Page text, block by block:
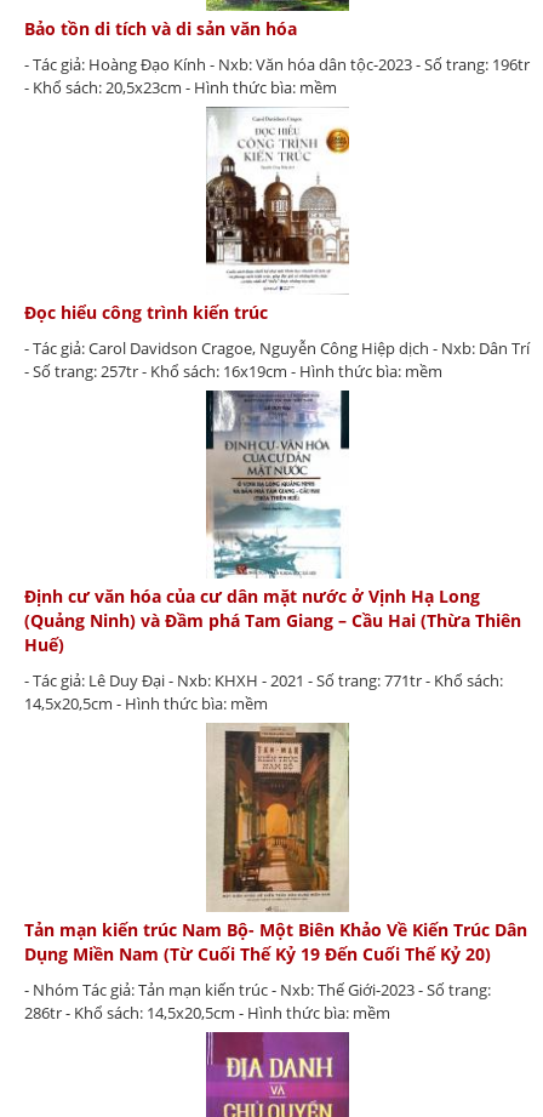
Bảo tồn di tích và di sản văn hóa
- Tác giả: Hoàng Đạo Kính - Nxb: Văn hóa dân tộc-2023 - Số trang: 196tr
- Khổ sách: 20,5x23cm - Hình thức bìa: mềm
Đọc hiểu công trình kiến trúc
- Tác giả: Carol Davidson Cragoe, Nguyễn Công Hiệp dịch - Nxb: Dân Trí
- Số trang: 257tr - Khổ sách: 16x19cm - Hình thức bìa: mềm
Định cư văn hóa của cư dân mặt nước ở Vịnh Hạ Long
(Quảng Ninh) và Đầm phá Tam Giang – Cầu Hai (Thừa Thiên
Huế)
- Tác giả: Lê Duy Đại - Nxb: KHXH - 2021 - Số trang: 771tr - Khổ sách:
14,5x20,5cm - Hình thức bìa: mềm
Tản mạn kiến trúc Nam Bộ- Một Biên Khảo Về Kiến Trúc Dân
Dụng Miền Nam (Từ Cuối Thế Kỷ 19 Đến Cuối Thế Kỷ 20)
- Nhóm Tác giả: Tản mạn kiến trúc - Nxb: Thế Giới-2023 - Số trang:
286tr - Khổ sách: 14,5x20,5cm - Hình thức bìa: mềm